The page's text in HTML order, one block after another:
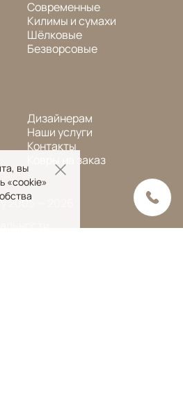
Современные
Килимы и сумахи
Шёлковые
Безворсовые
Дизайнерам
Наши услуги
Контакты
Ковры на заказ
2005 — 2026
вы
«cookie»